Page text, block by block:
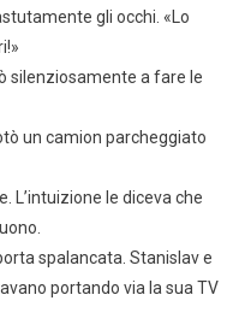
gli occhi. «Lo
silenziosamente a fare le
un camion parcheggiato
L’intuizione le diceva che
spalancata. Stanislav e
portando via la sua TV